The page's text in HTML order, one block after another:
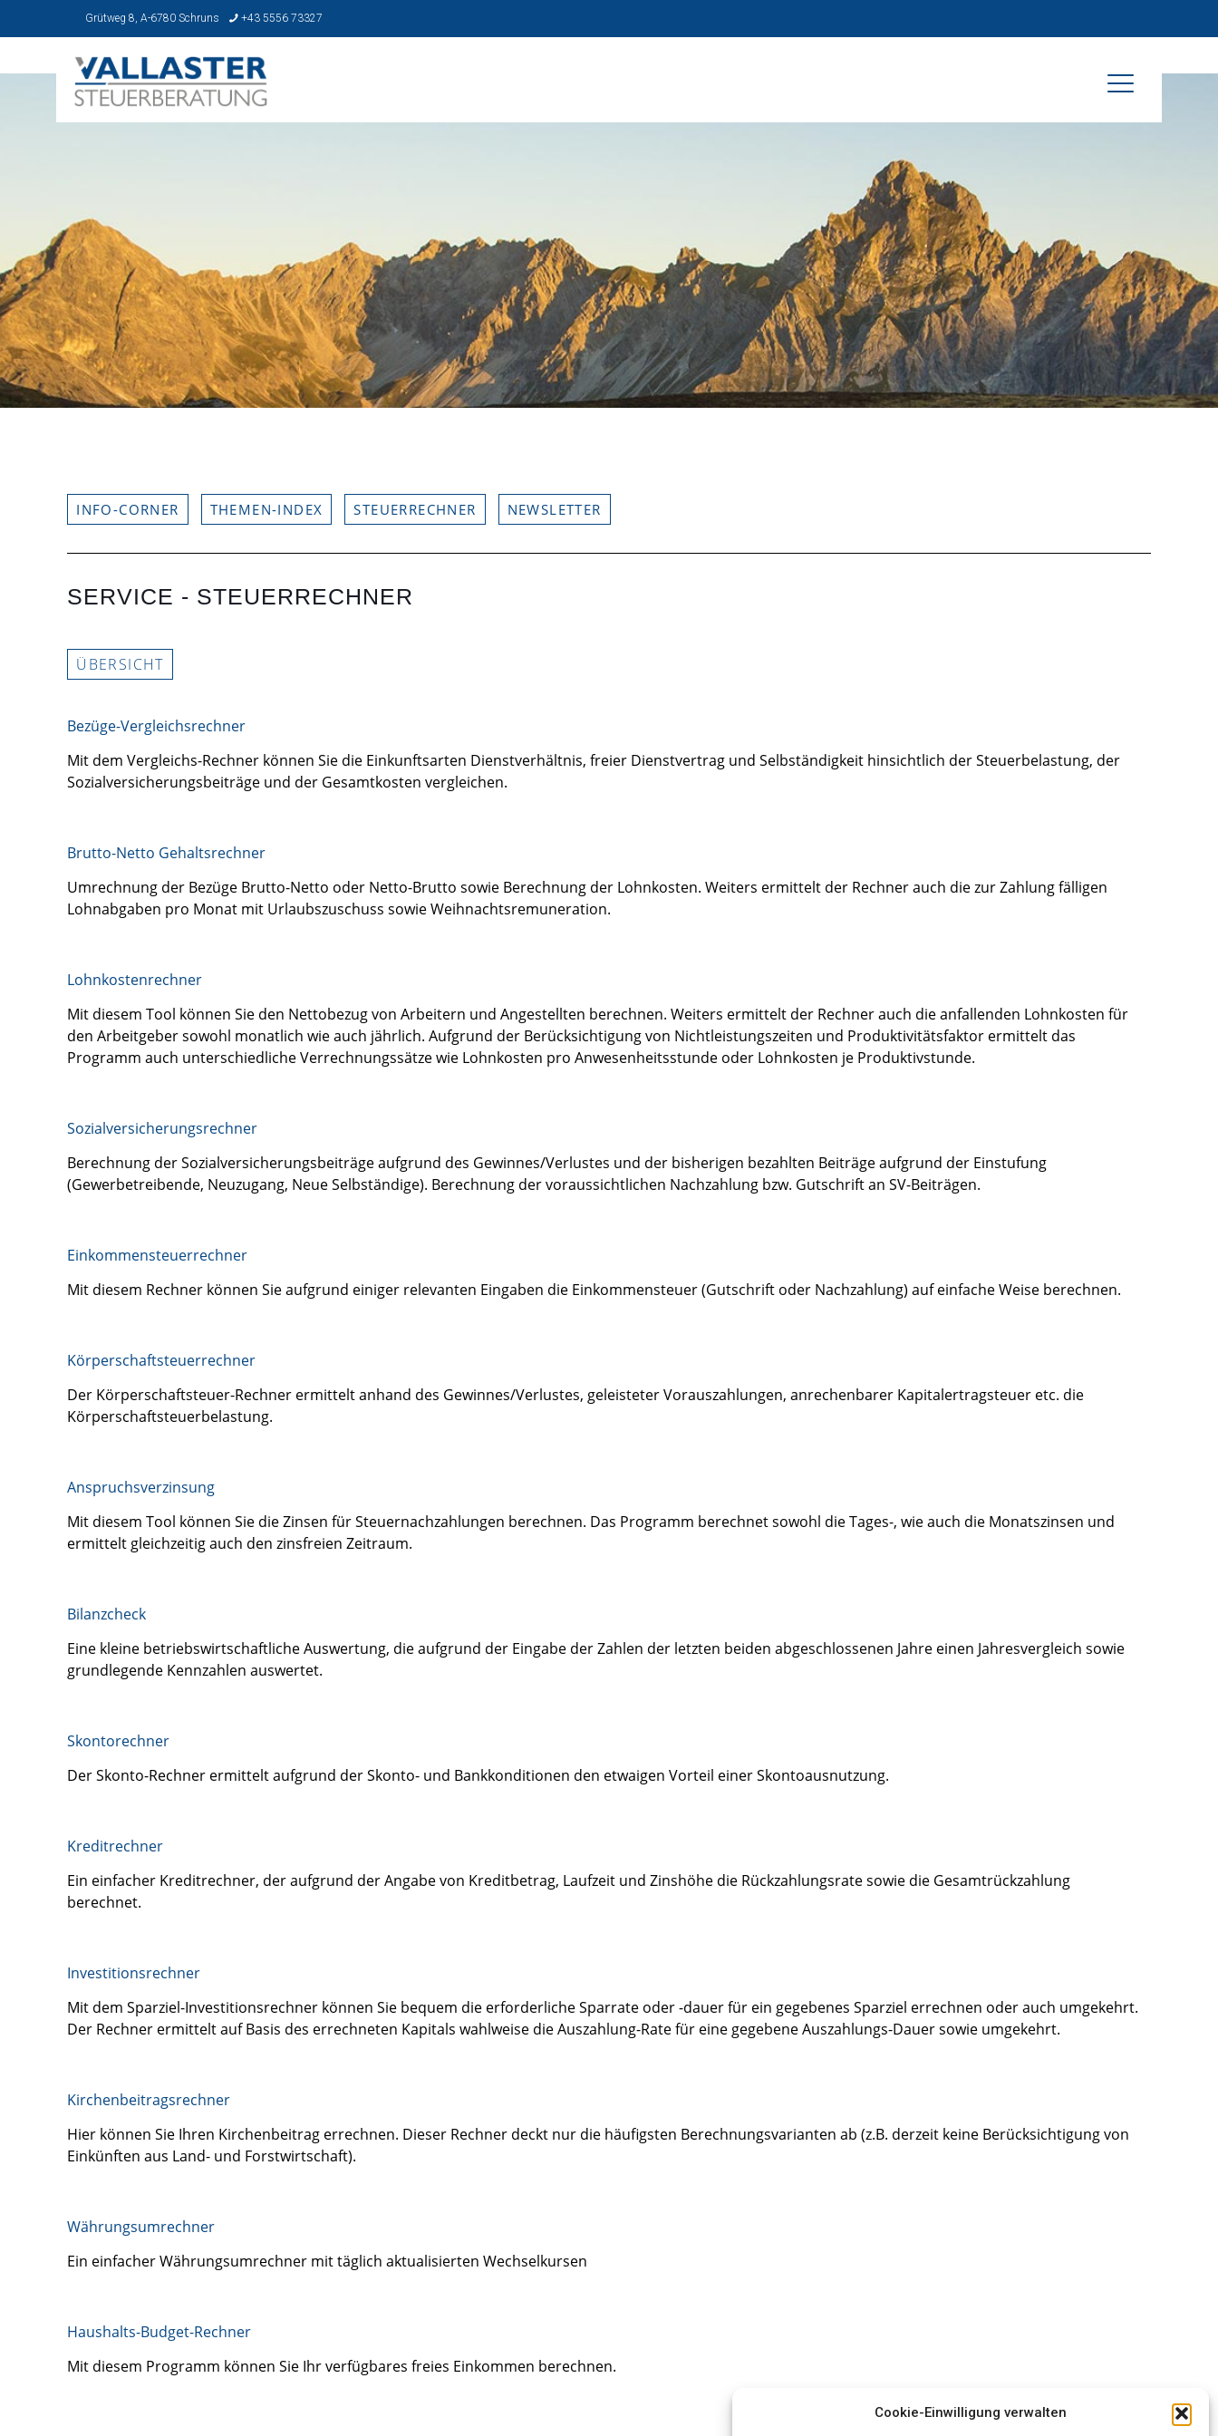
Cookie-Einwilligung verwalten
Grütweg 8, A-6780 Schruns +43 5556 73327
INFO-CORNER THEMEN-INDEX STEUERRECHNER NEWSLETTER
SERVICE - STEUERRECHNER
ÜBERSICHT
Bezüge-Vergleichsrechner
Mit dem Vergleichs-Rechner können Sie die Einkunftsarten Dienstverhältnis, freier Dienstvertrag und Selbständigkeit hinsichtlich der Steuerbelastung, der
Sozialversicherungsbeiträge und der Gesamtkosten vergleichen.
Brutto-Netto Gehaltsrechner
Umrechnung der Bezüge Brutto-Netto oder Netto-Brutto sowie Berechnung der Lohnkosten. Weiters ermittelt der Rechner auch die zur Zahlung fälligen
Lohnabgaben pro Monat mit Urlaubszuschuss sowie Weihnachtsremuneration.
Lohnkostenrechner
Mit diesem Tool können Sie den Nettobezug von Arbeitern und Angestellten berechnen. Weiters ermittelt der Rechner auch die anfallenden Lohnkosten für
den Arbeitgeber sowohl monatlich wie auch jährlich. Aufgrund der Berücksichtigung von Nichtleistungszeiten und Produktivitätsfaktor ermittelt das
Programm auch unterschiedliche Verrechnungssätze wie Lohnkosten pro Anwesenheitsstunde oder Lohnkosten je Produktivstunde.
Sozialversicherungsrechner
Berechnung der Sozialversicherungsbeiträge aufgrund des Gewinnes/Verlustes und der bisherigen bezahlten Beiträge aufgrund der Einstufung
(Gewerbetreibende, Neuzugang, Neue Selbständige). Berechnung der voraussichtlichen Nachzahlung bzw. Gutschrift an SV-Beiträgen.
Einkommensteuerrechner
Mit diesem Rechner können Sie aufgrund einiger relevanten Eingaben die Einkommensteuer (Gutschrift oder Nachzahlung) auf einfache Weise berechnen.
Körperschaftsteuerrechner
Der Körperschaftsteuer-Rechner ermittelt anhand des Gewinnes/Verlustes, geleisteter Vorauszahlungen, anrechenbarer Kapitalertragsteuer etc. die
Körperschaftsteuerbelastung.
Anspruchsverzinsung
Mit diesem Tool können Sie die Zinsen für Steuernachzahlungen berechnen. Das Programm berechnet sowohl die Tages-, wie auch die Monatszinsen und
ermittelt gleichzeitig auch den zinsfreien Zeitraum.
Bilanzcheck
Eine kleine betriebswirtschaftliche Auswertung, die aufgrund der Eingabe der Zahlen der letzten beiden abgeschlossenen Jahre einen Jahresvergleich sowie
grundlegende Kennzahlen auswertet.
Skontorechner
Der Skonto-Rechner ermittelt aufgrund der Skonto- und Bankkonditionen den etwaigen Vorteil einer Skontoausnutzung.
Kreditrechner
Ein einfacher Kreditrechner, der aufgrund der Angabe von Kreditbetrag, Laufzeit und Zinshöhe die Rückzahlungsrate sowie die Gesamtrückzahlung
berechnet.
Investitionsrechner
Mit dem Sparziel-Investitionsrechner können Sie bequem die erforderliche Sparrate oder -dauer für ein gegebenes Sparziel errechnen oder auch umgekehrt.
Der Rechner ermittelt auf Basis des errechneten Kapitals wahlweise die Auszahlung-Rate für eine gegebene Auszahlungs-Dauer sowie umgekehrt.
Kirchenbeitragsrechner
Hier können Sie Ihren Kirchenbeitrag errechnen. Dieser Rechner deckt nur die häufigsten Berechnungsvarianten ab (z.B. derzeit keine Berücksichtigung von
Einkünften aus Land- und Forstwirtschaft).
Währungsumrechner
Ein einfacher Währungsumrechner mit täglich aktualisierten Wechselkursen
Haushalts-Budget-Rechner
Mit diesem Programm können Sie Ihr verfügbares freies Einkommen berechnen.